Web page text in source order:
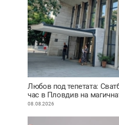
Любов под тепетата:
час в Пловдив на
08.08.2026